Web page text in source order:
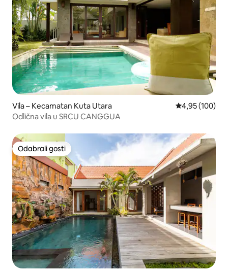
Vila – Kecamatan Kuta Utara Prosječna
4,95 (100)
Odlična vila u SRCU CANGGUA
Odabrali gosti
Odabrali gosti